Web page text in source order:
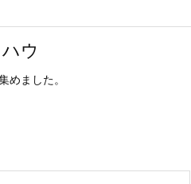
ウ
めました。